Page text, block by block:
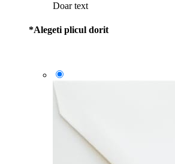
Doar text
*Alegeti plicul dorit